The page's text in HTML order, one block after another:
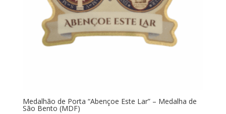
Medalhão de Porta “Abençoe Este Lar” – Medalha de
São Bento (MDF)